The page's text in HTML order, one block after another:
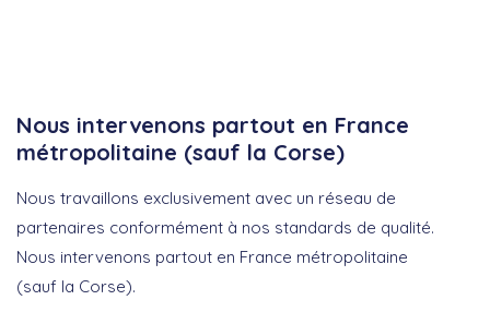
Nous intervenons partout en France
métropolitaine (sauf la Corse)
Nous travaillons exclusivement avec un réseau de
partenaires conformément à nos standards de qualité.
Nous intervenons partout en France métropolitaine
(sauf la Corse).